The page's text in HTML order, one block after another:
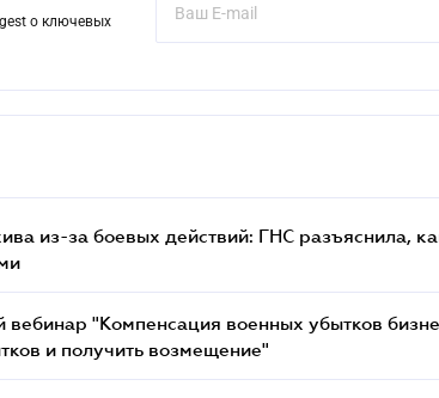
о ключевых
из-за боевых действий: ГНС разъяснила,
вебинар "Компенсация военных убытков
и получить возмещение"